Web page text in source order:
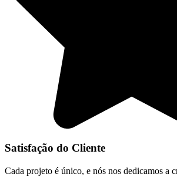
Satisfação do Cliente
Cada projeto é único, e nós nos dedicamos a